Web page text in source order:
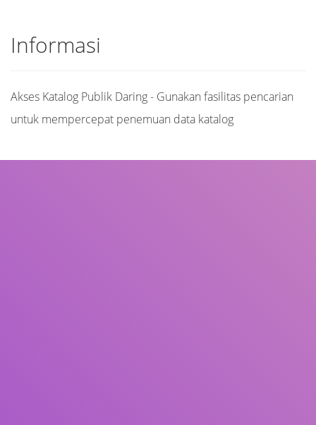
Informasi
Akses Katalog Publik Daring - Gunakan fasilitas pencarian
untuk mempercepat penemuan data katalog